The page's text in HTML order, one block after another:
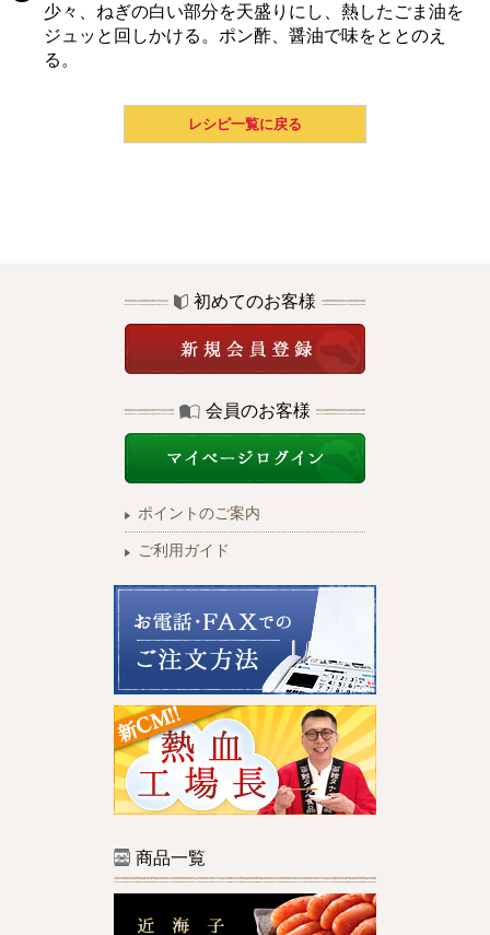
少々、ねぎの白い部分を天盛りにし、熱したごま油を
ジュッと回しかける。ポン酢、醤油で味をととのえ
る。
レシピ一覧に戻る
初めてのお客様
会員のお客様
ポイントのご案内
ご利用ガイド
商品一覧